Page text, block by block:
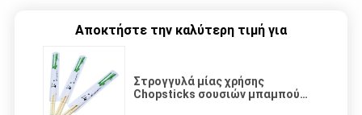
Αποκτήστε την καλύτερη τιμή για
Στρογγυλά μίας χρήσης
Chopsticks σουσιών μπαμπού